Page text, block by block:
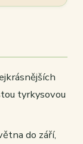
tyrkysovou
do září,